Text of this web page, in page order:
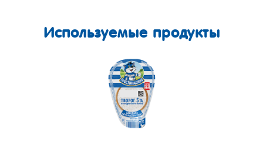
Используемые продукты